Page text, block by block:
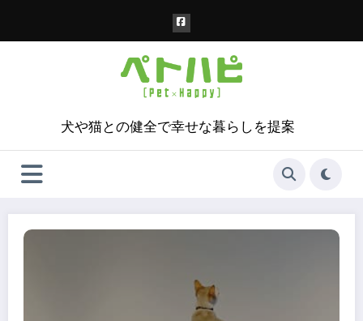
犬や猫との健全で幸せな暮らしを提案